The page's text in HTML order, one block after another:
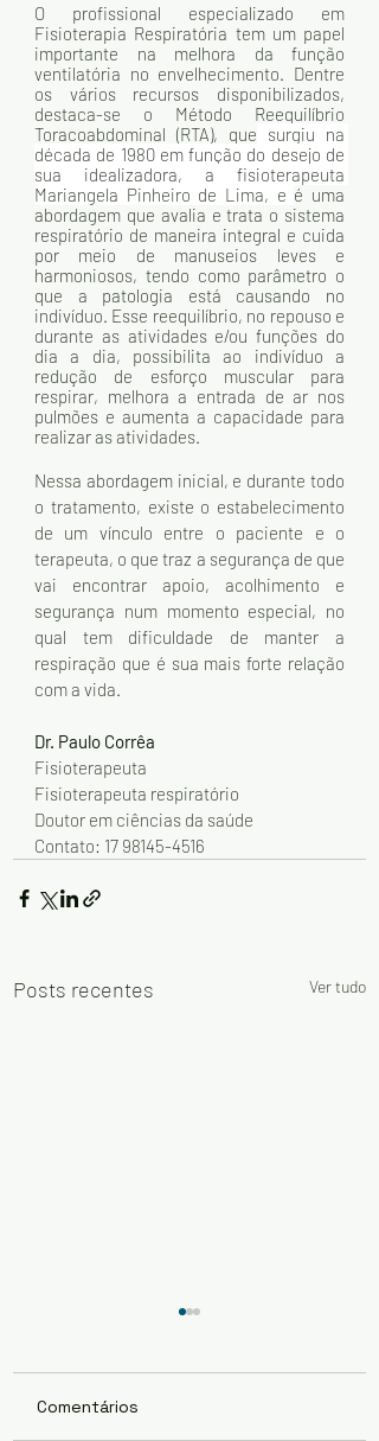
O profissional especializado em
Fisioterapia Respiratória tem um papel
importante na melhora da função
ventilatória no envelhecimento. Dentre
os vários recursos disponibilizados,
destaca-se o Método Reequilíbrio
Toracoabdominal (RTA), que surgiu na
década de 1980 em função do desejo de
sua idealizadora, a fisioterapeuta
Mariangela Pinheiro de Lima, e é uma
abordagem que avalia e trata o sistema
respiratório de maneira integral e cuida
por meio de manuseios leves e
harmoniosos, tendo como parâmetro o
que a patologia está causando no
indivíduo. Esse reequilíbrio, no repouso e
durante as atividades e/ou funções do
dia a dia, possibilita ao indivíduo a
redução de esforço muscular para
respirar, melhora a entrada de ar nos
pulmões e aumenta a capacidade para
realizar as atividades.
Nessa abordagem inicial, e durante todo
o tratamento, existe o estabelecimento
de um vínculo entre o paciente e o
terapeuta, o que traz a segurança de que
vai encontrar apoio, acolhimento e
segurança num momento especial, no
qual tem dificuldade de manter a
respiração que é sua mais forte relação
com a vida.
Dr. Paulo Corrêa
Fisioterapeuta
Fisioterapeuta respiratório
Doutor em ciências da saúde
Contato: 17 98145-4516
Posts recentes Ver tudo
Comentários